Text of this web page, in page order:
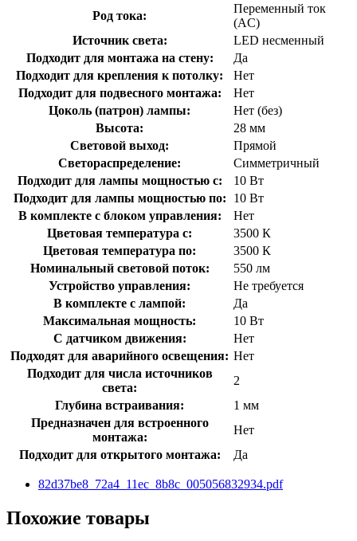
Род тока:
Переменный ток
(AC)
Источник света:
LED несменный
Подходит для монтажа на стену:
Да
Подходит для крепления к потолку:
Нет
Подходит для подвесного монтажа:
Нет
Цоколь (патрон) лампы:
Нет (без)
Высота:
28 мм
Световой выход:
Прямой
Светораспределение:
Симметричный
Подходит для лампы мощностью с:
10 Вт
Подходит для лампы мощностью по:
10 Вт
В комплекте с блоком управления:
Нет
Цветовая температура с:
3500 К
Цветовая температура по:
3500 К
Номинальный световой поток:
550 лм
Устройство управления:
Не требуется
В комплекте с лампой:
Да
Максимальная мощность:
10 Вт
С датчиком движения:
Нет
Подходят для аварийного освещения: Нет
Подходит для числа источников
света:
2
Глубина встраивания:
1 мм
Предназначен для встроенного
монтажа:
Нет
Подходит для открытого монтажа:
Да
82d37be8_72a4_11ec_8b8c_005056832934.pdf
Похожие товары